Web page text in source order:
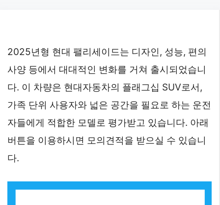
2025년형 현대 팰리세이드는 디자인, 성능, 편의
사양 등에서 대대적인 변화를 거쳐 출시되었습니
다. 이 차량은 현대자동차의 플래그십 SUV로서,
가족 단위 사용자와 넓은 공간을 필요로 하는 운전
자들에게 적합한 모델로 평가받고 있습니다. 아래
버튼을 이용하시면 모의견적을 받으실 수 있습니
다.